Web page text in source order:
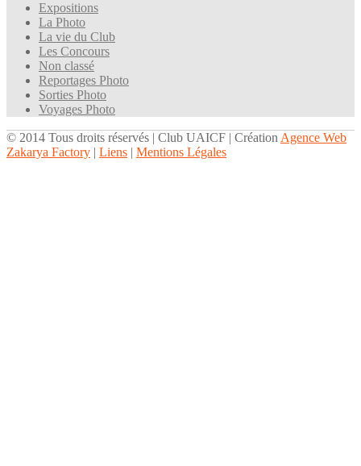
Expositions
La Photo
La vie du Club
Les Concours
Non classé
Reportages Photo
Sorties Photo
Voyages Photo
© 2014 Tous droits réservés | Club UAICF | Création Agence Web
Zakarya Factory | Liens | Mentions Légales